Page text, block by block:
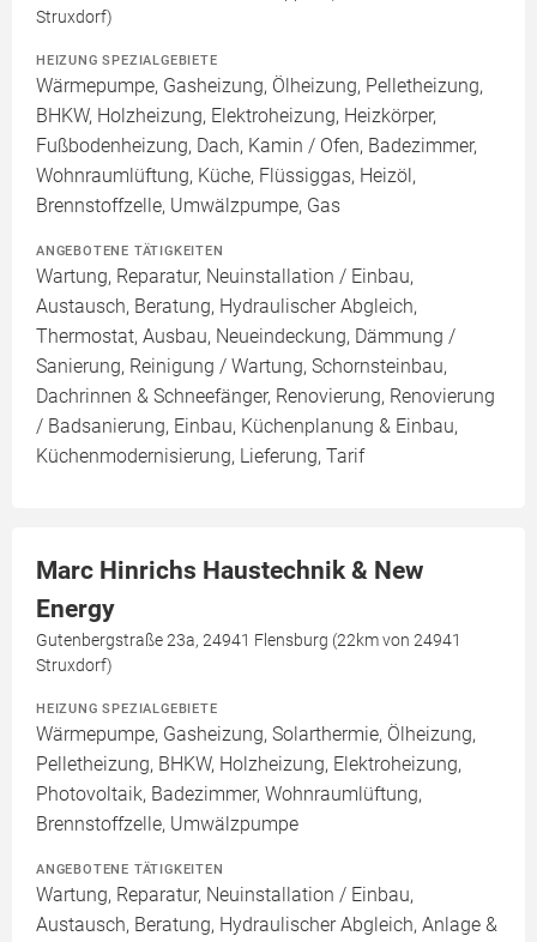
Struxdorf)
HEIZUNG SPEZIALGEBIETE
Wärmepumpe, Gasheizung, Ölheizung, Pelletheizung,
BHKW, Holzheizung, Elektroheizung, Heizkörper,
Fußbodenheizung, Dach, Kamin / Ofen, Badezimmer,
Wohnraumlüftung, Küche, Flüssiggas, Heizöl,
Brennstoffzelle, Umwälzpumpe, Gas
ANGEBOTENE TÄTIGKEITEN
Wartung, Reparatur, Neuinstallation / Einbau,
Austausch, Beratung, Hydraulischer Abgleich,
Thermostat, Ausbau, Neueindeckung, Dämmung /
Sanierung, Reinigung / Wartung, Schornsteinbau,
Dachrinnen & Schneefänger, Renovierung, Renovierung
/ Badsanierung, Einbau, Küchenplanung & Einbau,
Küchenmodernisierung, Lieferung, Tarif
Marc Hinrichs Haustechnik & New
Energy
Gutenbergstraße 23a, 24941 Flensburg (22km von 24941
Struxdorf)
HEIZUNG SPEZIALGEBIETE
Wärmepumpe, Gasheizung, Solarthermie, Ölheizung,
Pelletheizung, BHKW, Holzheizung, Elektroheizung,
Photovoltaik, Badezimmer, Wohnraumlüftung,
Brennstoffzelle, Umwälzpumpe
ANGEBOTENE TÄTIGKEITEN
Wartung, Reparatur, Neuinstallation / Einbau,
Austausch, Beratung, Hydraulischer Abgleich, Anlage &